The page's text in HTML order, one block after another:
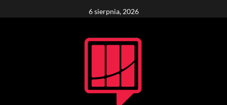
to
6 sierpnia, 2026